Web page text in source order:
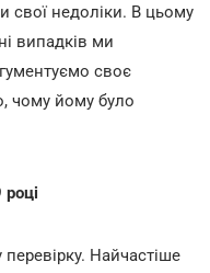
свої недоліки. В цьому
випадків ми
своє
чому йому було
Найчастіше